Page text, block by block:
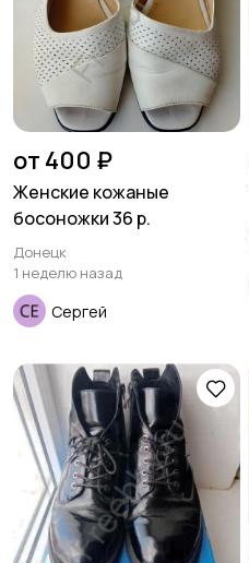
от 400 ₽
Женские кожаные
босоножки 36 р.
Донецк
1 неделю назад
Сергей